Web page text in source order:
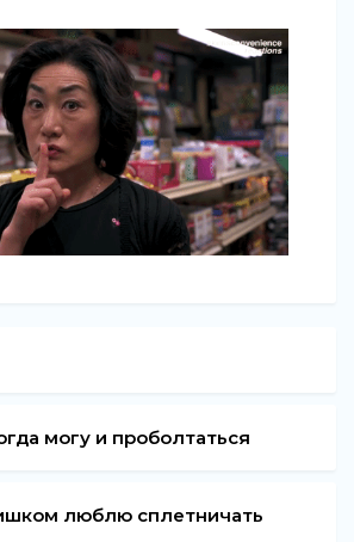
могу и проболтаться
люблю сплетничать